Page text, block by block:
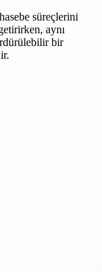
süreçlerini
aynı
bir